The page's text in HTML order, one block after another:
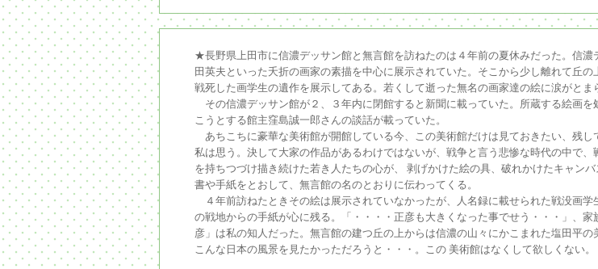
★長野県上田市に信濃デッサン館と無言館を訪ねたのは４年前の夏休みだった。信
田英夫といった夭折の画家の素描を中心に展示されていた。そこから少し離れて丘
戦死した画学生の遺作を展示してある。若くして逝った無名の画家達の絵に涙がとま
その信濃デッサン館が２、３年内に閉館すると新聞に載っていた。所蔵する絵画
こうとする館主窪島誠一郎さんの談話が載っていた。
あちこちに豪華な美術館が開館している今、この美術館だけは見ておきたい、残し
私は思う。決して大家の作品があるわけではないが、戦争と言う悲惨な時代の中で、
を持ちつづけ描き続けた若き人たちの心が、 剥げかけた絵の具、破れかけたキャン
書や手紙をとおして、無言館の名のとおりに伝わってくる。
４年前訪ねたときその絵は展示されていなかったが、人名録に載せられた戦没画学
の戦地からの手紙が心に残る。「・・・・正彦も大きくなった事でせう・・・」、家
彦」は私の知人だった。無言館の建つ丘の上からは信濃の山々にかこまれた塩田平の
こんな日本の風景を見たかっただろうと・・・。この 美術館はなくして欲しくない。